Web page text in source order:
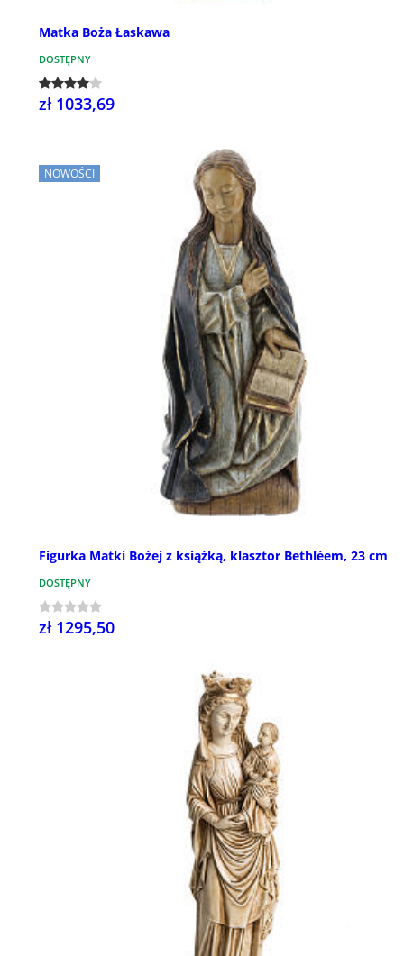
Matka Boża Łaskawa
DOSTĘPNY
zł 1033,69
NOWOŚCI
Figurka Matki Bożej z książką, klasztor Bethléem, 23 cm
DOSTĘPNY
zł 1295,50